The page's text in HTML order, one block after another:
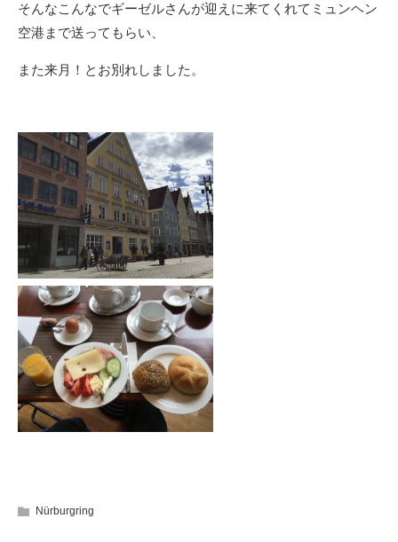
そんなこんなでギーゼルさんが迎えに来てくれてミュンヘン
空港まで送ってもらい、
また来月！とお別れしました。
Nürburgring